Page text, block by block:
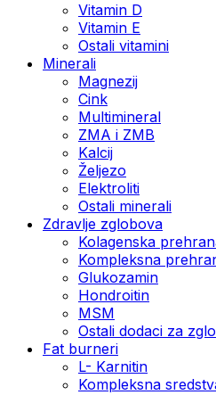
Vitamin D
Vitamin E
Ostali vitamini
Minerali
Magnezij
Cink
Multimineral
ZMA i ZMB
Kalcij
Željezo
Elektroliti
Ostali minerali
Zdravlje zglobova
Kolagenska
Kompleksna
Glukozamin
Hondroitin
MSM
Ostali dodaci za
Fat burneri
L- Karnitin
Kompleksna